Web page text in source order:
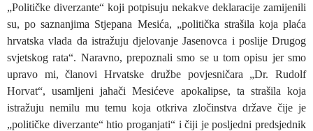
„Političke diverzante“ koji potpisuju nekakve deklaracije zamijenili
su, po saznanjima Stjepana Mesića, „politička strašila koja plaća
hrvatska vlada da istražuju djelovanje Jasenovca i poslije Drugog
svjetskog rata“. Naravno, prepoznali smo se u tom opisu jer smo
upravo mi, članovi Hrvatske družbe povjesničara „Dr. Rudolf
Horvat“, usamljeni jahači Mesićeve apokalipse, ta strašila koja
istražuju nemilu mu temu koja otkriva zločinstva države čije je
„političke diverzante“ htio proganjati“ i čiji je posljedni predsjednik